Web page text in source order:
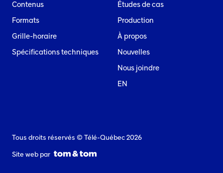
Contenus
Formats
Grille-horaire
Spécifications techniques
Études de cas
Production
À propos
Nouvelles
Nous joindre
EN
Tous droits réservés © Télé-Québec 2026
Site web par